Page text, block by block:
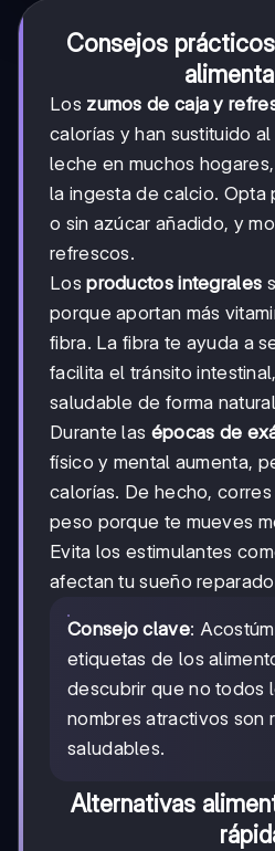
Consejos
Los zumos de caja y
calorías y han sustituido
leche en muchos
la ingesta de calcio. Opta
o sin azúcar añadido, y
refrescos.
Losproductos integrales
porque aportan más
fibra. La fibra te ayuda a
facilita el tránsito
saludable de forma
Durante las épocas de
físico y mental aumenta,
calorías. De hecho,
peso porque te mueves
Evita los estimulantes
afectan tu sueño
Consejo clave:
etiquetas de los
descubrir que no todos
nombres atractivos son
saludables.
Alternativas